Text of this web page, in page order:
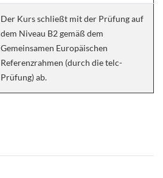
Der Kurs schließt mit der Prüfung auf
dem Niveau B2 gemäß dem
Gemeinsamen Europäischen
Referenzrahmen (durch die telc-
Prüfung) ab.